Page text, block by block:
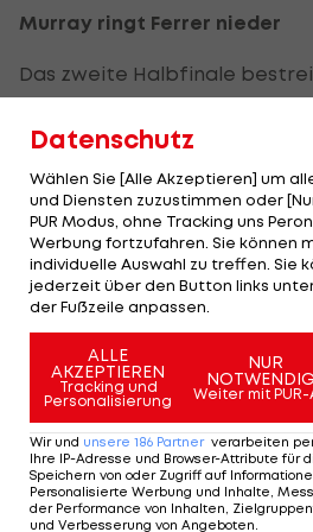
Murray ringt Ferrer nieder
Das zweite Halbfinale
und Jo-Wilfried Tsonga.
Der schottische
Mittwochabend in einer
Spanier David Ferrer mit 6:7(5),
nieder. Mit einem Ass fixiert
Rasenklassikers seinen
suite.
Im Halbfinale kommt es zum
Tsonga. Der als Nummer
besiegt den Deutschen
vier Sätzen mit 7:6(5), 4:6,
Datenschutz
Wählen Sie [Alle Akzeptieren] um
und Diensten zuzustimmen oder
PUR Modus, ohne Tracking uns
Werbung fortzufahren. Sie können
individuelle Auswahl zu treffen. Sie
jederzeit über den Button links
der Fußzeile anpassen.
ALLE
AKZEPTIEREN
Tracking und
Personalisierung
NUR
Weiter mit PUR-
Wir und unsere 186 Partner verarbeiten
Ihre IP-Adresse und Browser-Attribute für
Speichern von oder Zugriff auf
Personalisierte Werbung und Inhalte,
der Performance von Inhalten,
und Verbesserung von Angeboten.